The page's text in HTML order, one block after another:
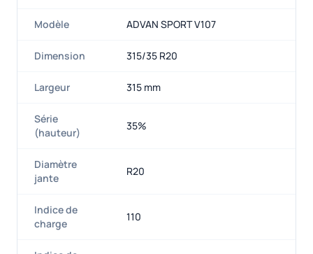
Modèle ADVAN SPORT V107
Dimension 315/35 R20
Largeur 315 mm
Série
(hauteur)
35%
Diamètre
jante
R20
Indice de
charge
110